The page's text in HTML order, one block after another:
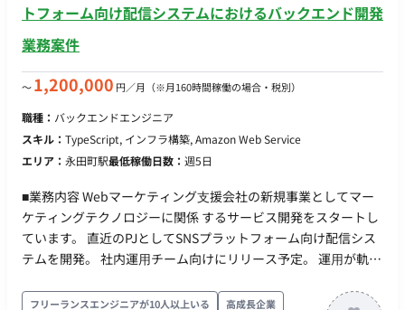
ド：node, TypeScript ・インフラ：AWS, CDK(TypeScript), ECS
■チーム体制 ・開発者：3名〜4名 ・プロダクトオーナー：1名
（CTOが 兼務） ■開発スタイル・コミュニケーション ▼スプ
リント(半⽉） 〇スプリントプランニング 〇デイリースク
ラム 〇スプリントレビュー（出社。半⽉に1度） 〇スプリ
ントレトロスペクティブ ▼同期コミュニケーション：Gather
〇バーチャルオフィスに出社 〇⾮同期コミュニケーショ
ン：Figma, miro 〇プロジェクト管理：Notion 〇開発⽣産
性改善：Findy Team+ 〇グループウェア：
GoogleWorkspace(Gmail, GoogleCalendar, SpreadSheet）
〇モブプロ‧ペアプロ ■会社・求人の魅力 〇新規プロダクトと
に関わらず、設計‧実装‧コードレビューに関われるフラットな組
トフォーム向け配信システムにおけるバックエンド開発
業務案件
〜1,200,000 円／月 （※月160時間稼働の場合・税別）
職種： バックエンドエンジニア
スキル： TypeScript, インフラ構築, Amazon Web Service
エリア： 永田町駅最低稼働日数： 週5日
■業務内容 Webマーケティング⽀援会社の新規事業としてマー
ケティングテクノロジーに関係 するサービス開発をスタートし
ています。 直近のPJとしてSNSプラットフォーム向け配信シス
テムを開発。 社内運⽤チーム向けにリリース予定。 運⽤が軌道
直後はバックエンド領域を担当していただき、その後はフロン
フリーランスエンジニアが10人以上いる 高成長企業